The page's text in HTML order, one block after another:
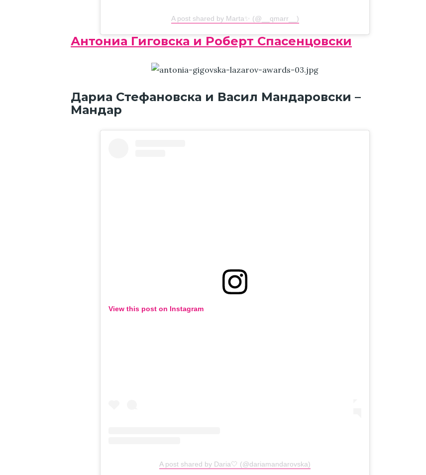
A post shared by Marta✨ (@__qmarr__)
Антониа Гиговска и Роберт Спасенцовски
Дариа Стефановска и Васил Мандаровски –
Мандар
View this post on Instagram
A post shared by Daria🤍 (@dariamandarovska)